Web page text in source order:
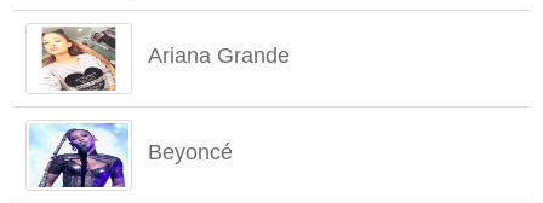
Ariana Grande
Beyoncé